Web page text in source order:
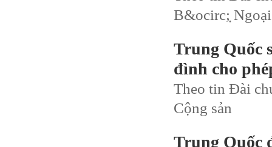
B&ocirc;̣
Trung Quốc
đình cho
Theo tin Đài
Cộng sản
Trung Quốc